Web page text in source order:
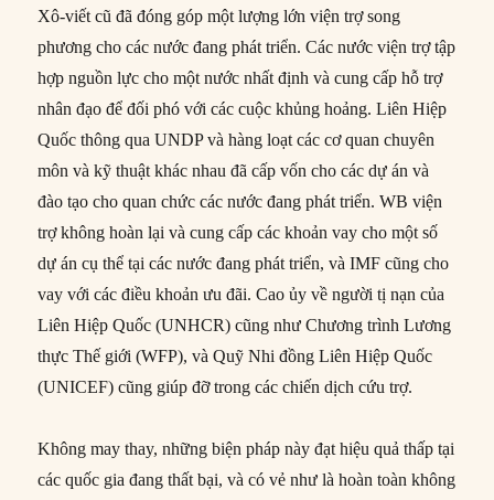
Xô-viết cũ đã đóng góp một lượng lớn viện trợ song
phương cho các nước đang phát triển. Các nước viện trợ tập
hợp nguồn lực cho một nước nhất định và cung cấp hỗ trợ
nhân đạo để đối phó với các cuộc khủng hoảng. Liên Hiệp
Quốc thông qua UNDP và hàng loạt các cơ quan chuyên
môn và kỹ thuật khác nhau đã cấp vốn cho các dự án và
đào tạo cho quan chức các nước đang phát triển. WB viện
trợ không hoàn lại và cung cấp các khoản vay cho một số
dự án cụ thể tại các nước đang phát triển, và IMF cũng cho
vay với các điều khoản ưu đãi. Cao ủy về người tị nạn của
Liên Hiệp Quốc (UNHCR) cũng như Chương trình Lương
thực Thế giới (WFP), và Quỹ Nhi đồng Liên Hiệp Quốc
(UNICEF) cũng giúp đỡ trong các chiến dịch cứu trợ.
Không may thay, những biện pháp này đạt hiệu quả thấp tại
các quốc gia đang thất bại, và có vẻ như là hoàn toàn không